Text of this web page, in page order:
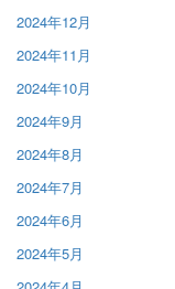
2024年12月
2024年11月
2024年10月
2024年9月
2024年8月
2024年7月
2024年6月
2024年5月